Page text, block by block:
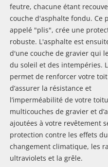
feutre, chacune étant
couche d'asphalte fondu. Ce
appelé "plis", crée une
robuste. L'asphalte est
d'une couche de gravier qui
du soleil et des intempéries.
permet de renforcer votre
d’assurer la résistance et
l’imperméabilité de votre
multicouches de gravier et
ajoutées à votre revêtement
protection contre les effets du
changement climatique, les
ultraviolets et la grêle.